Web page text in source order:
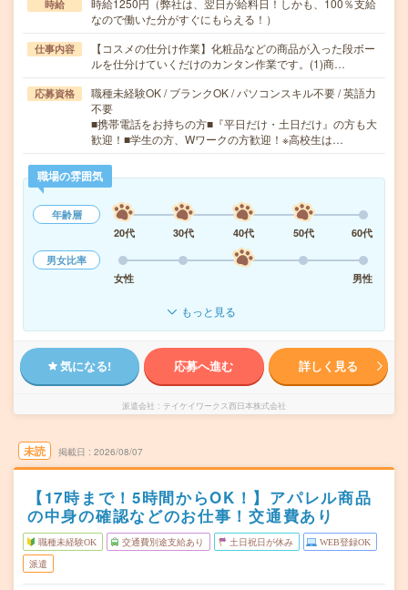
時給
時給1250円（弊社は、翌日が給料日！しかも、100％支給
なので働いた分がすぐにもらえる！）
仕事内容
【コスメの仕分け作業】化粧品などの商品が入った段ボー
ルを仕分けていくだけのカンタン作業です。(1)商…
応募資格
職種未経験OK / ブランクOK / パソコンスキル不要 / 英語力
不要
■携帯電話をお持ちの方■『平日だけ・土日だけ』の方も大
歓迎！■学生の方、Wワークの方歓迎！※高校生は…
職場の雰囲気
年齢層
20代
30代 40代 50代
60代
男女比率
女性
男性
もっと見る
気になる! 応募へ進む 詳しく見る
派遣会社 テイケイワークス西日本株式会社
未読 掲載日 2026/08/07
【17時まで！5時間からOK！】アパレル商品
の中身の確認などのお仕事！交通費あり
職種未経験OK 交通費別途支給あり 土日祝日が休み WEB登録OK
派遣